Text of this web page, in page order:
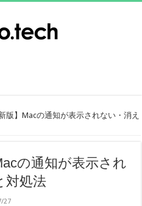
版】Macの通知が表示されない・消え
の通知が表示され
対処法
27